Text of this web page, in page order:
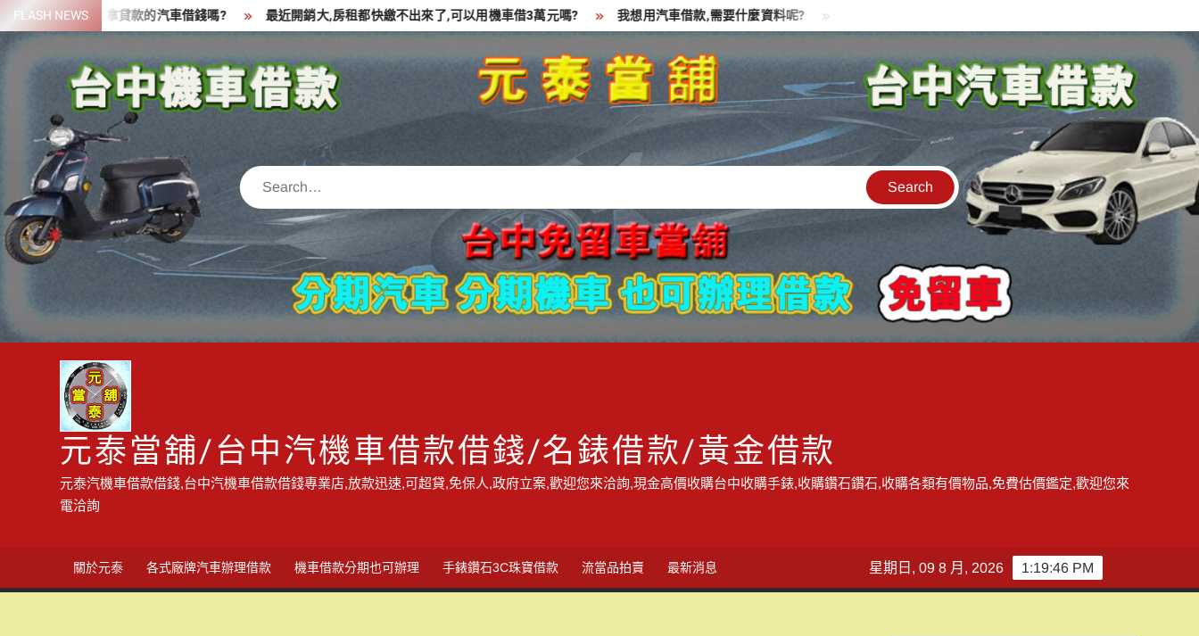
Skip
to
content
FLASH NEWS
資金,可以拿貸款的汽車借錢嗎? 最近開銷大,房租都快繳不出來了,可以用機車借3萬元嗎? 我想用汽車借款,需要什麼資料呢? 貸款中的中古機車可以借款嗎?機車可以騎走嗎?
Search
元泰當舖/台中汽機車借款借錢/名錶借款/黃金借款
元泰汽機車借款借錢,台中汽機車借款借錢專業店,放款迅速,可超貸,免保人,政府立案,歡迎您來洽詢,現金高價收購台中收購手錶,收購鑽石鑽石,收購各類有價物品,免費估價鑑定,歡迎您來
電洽詢
關於元泰 各式廠牌汽車辦理借款 機車借款分期也可辦理 手錶鑽石3C珠寶借款 流當品拍賣 最新消息 1:19:47 PM
星期日, 09 8 月, 2026